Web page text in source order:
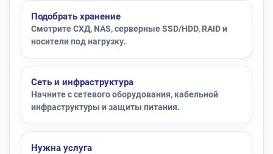
Подобрать хранение
Смотрите СХД, NAS, серверные SSD/HDD, RAID и
носители под нагрузку.
Сеть и инфраструктура
Начните с сетевого оборудования, кабельной
инфраструктуры и защиты питания.
Нужна услуга